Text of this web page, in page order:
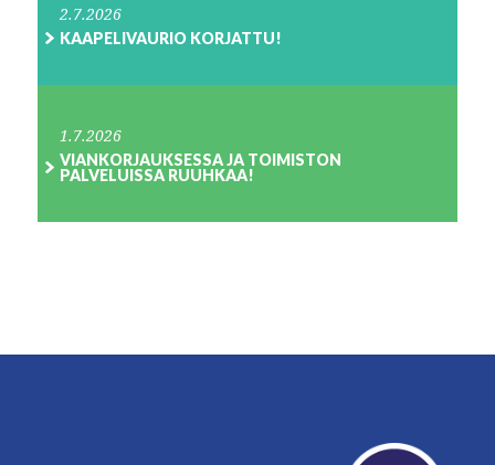
2.7.2026
KAAPELIVAURIO KORJATTU!
1.7.2026
VIANKORJAUKSESSA JA TOIMISTON
PALVELUISSA RUUHKAA!